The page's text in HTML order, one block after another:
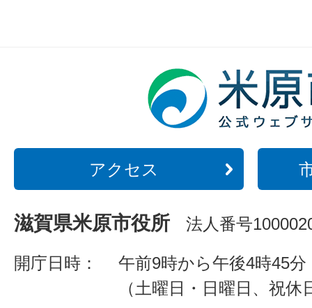
アクセス
滋賀県米原市役所 法人番号
開庁日時：
午前9時から午後4時45分
（土曜日・日曜日、祝